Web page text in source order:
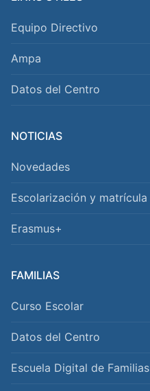
Equipo Directivo
Ampa
Datos del Centro
NOTICIAS
Novedades
Escolarización y matrícula
Erasmus+
FAMILIAS
Curso Escolar
Datos del Centro
Escuela Digital de Familias